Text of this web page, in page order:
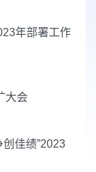
年部署工作
大会
佳绩”2023